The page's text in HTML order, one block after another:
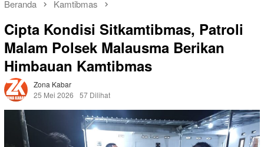
Beranda Kamtibmas
Cipta Kondisi Sitkamtibmas, Patroli
Malam Polsek Malausma Berikan
Himbauan Kamtibmas
Zona Kabar
25 Mei 2026
57 Dilihat